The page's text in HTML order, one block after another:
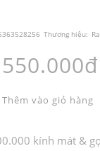
Thương hiệu:
Thêm vào giỏ hàng
kính mát &